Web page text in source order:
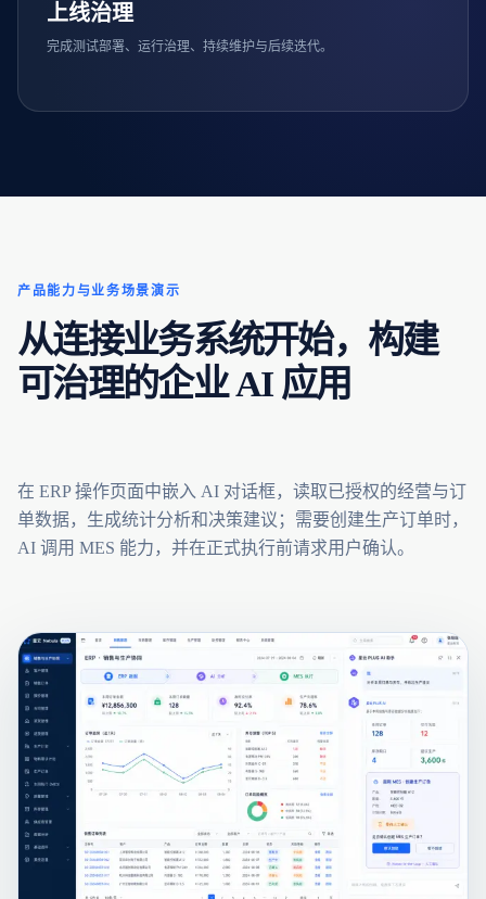
上线治理
完成测试部署、运行治理、持续维护与后续迭代。
产品能力与业务场景演示
从连接业务系统开始，构建
可治理的企业 AI 应用
在 ERP 操作页面中嵌入 AI 对话框，读取已授权的经营与订
单数据，生成统计分析和决策建议；需要创建生产订单时，
AI 调用 MES 能力，并在正式执行前请求用户确认。